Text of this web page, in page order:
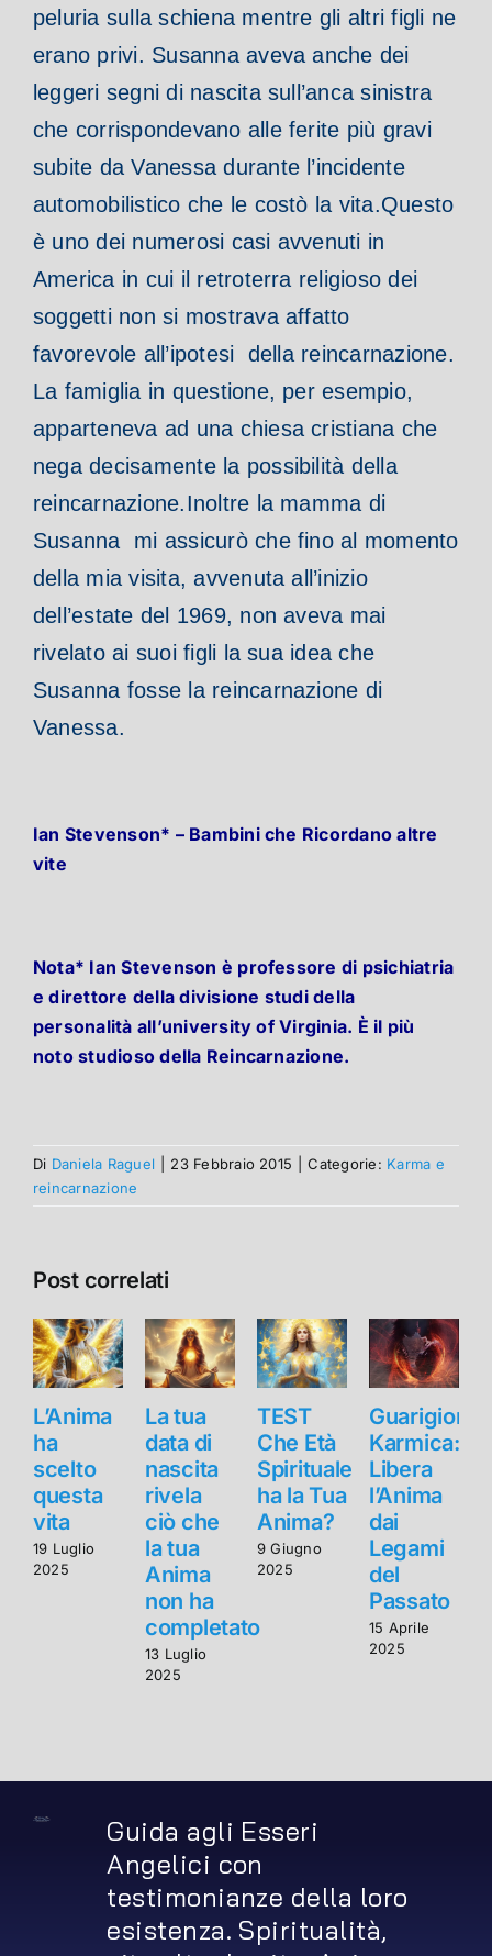
peluria sulla schiena mentre gli altri figli ne
erano privi. Susanna aveva anche dei
leggeri segni di nascita sull’anca sinistra
che corrispondevano alle ferite più gravi
subite da Vanessa durante l’incidente
automobilistico che le costò la vita.Questo
è uno dei numerosi casi avvenuti in
America in cui il retroterra religioso dei
soggetti non si mostrava affatto
favorevole all’ipotesi della reincarnazione.
La famiglia in questione, per esempio,
apparteneva ad una chiesa cristiana che
nega decisamente la possibilità della
reincarnazione.Inoltre la mamma di
Susanna mi assicurò che fino al momento
della mia visita, avvenuta all’inizio
dell’estate del 1969, non aveva mai
rivelato ai suoi figli la sua idea che
Susanna fosse la reincarnazione di
Vanessa.
Ian Stevenson* – Bambini che Ricordano altre
vite
Nota* Ian Stevenson è professore di psichiatria
e direttore della divisione studi della
personalità all’university of Virginia. È il più
noto studioso della Reincarnazione.
Di Daniela Raguel 23 Febbraio 2015 Categorie: Karma e
reincarnazione
Post correlati
L’Anima
ha
scelto
questa
vita
19 Luglio
2025
La tua
data di
nascita
rivela
ciò che
la tua
Anima
non ha
completato
13 Luglio
2025
TEST
Che Età
Spirituale
ha la Tua
Anima?
9 Giugno
2025
Guarigione
Karmica:
Libera
l’Anima
dai
Legami
del
Passato
15 Aprile
2025
Guida agli Esseri
Angelici con
testimonianze della loro
esistenza. Spiritualità,